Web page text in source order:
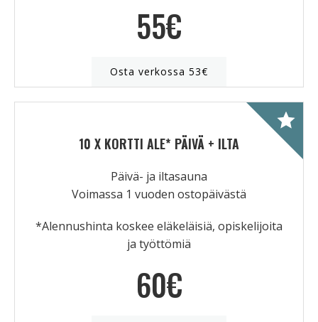
55€
Osta verkossa 53€
10 X KORTTI ALE* PÄIVÄ + ILTA
Päivä- ja iltasauna
Voimassa 1 vuoden ostopäivästä
*Alennushinta koskee eläkeläisiä, opiskelijoita
ja työttömiä
60€